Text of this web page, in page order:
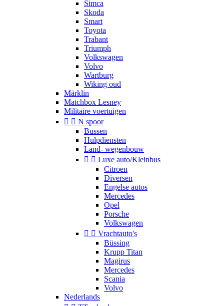
Simca
Skoda
Smart
Toyota
Trabant
Triumph
Volkswagen
Volvo
Wartburg
Wiking oud
Märklin
Matchbox Lesney
Militaire voertuigen
  N spoor
Bussen
Hulpdiensten
Land- wegenbouw
  Luxe auto/Kleinbus
Citroen
Diversen
Engelse autos
Mercedes
Opel
Porsche
Volkswagen
  Vrachtauto's
Büssing
Krupp Titan
Magirus
Mercedes
Scania
Volvo
Nederlands